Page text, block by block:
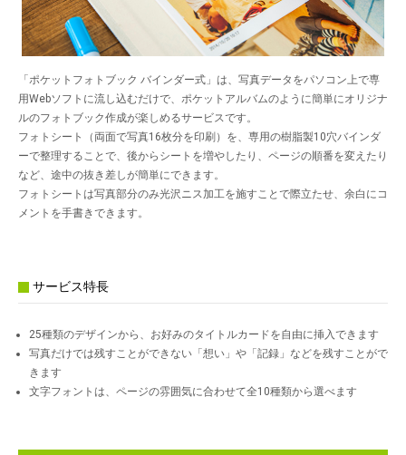
「ポケットフォトブック バインダー式」は、写真データをパソコン上で専
用Webソフトに流し込むだけで、ポケットアルバムのように簡単にオリジナ
ルのフォトブック作成が楽しめるサービスです。
フォトシート（両面で写真16枚分を印刷）を、専用の樹脂製10穴バインダ
ーで整理することで、後からシートを増やしたり、ページの順番を変えたり
など、途中の抜き差しが簡単にできます。
フォトシートは写真部分のみ光沢ニス加工を施すことで際立たせ、余白にコ
メントを手書きできます。
サービス特長
25種類のデザインから、お好みのタイトルカードを自由に挿入できます
写真だけでは残すことができない「想い」や「記録」などを残すことがで
きます
文字フォントは、ページの雰囲気に合わせて全10種類から選べます